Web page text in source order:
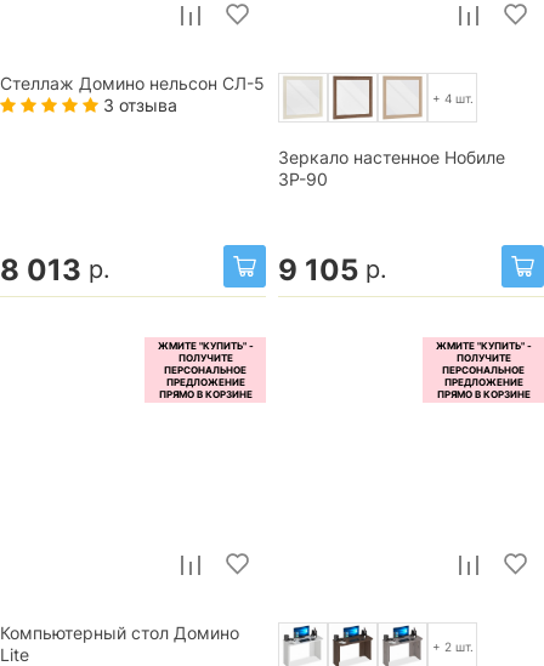
Стеллаж Домино нельсон СЛ-5
3 отзыва
8 013 р.
+ 4 шт.
Зеркало настенное Нобиле
ЗР-90
9 105 р.
Компьютерный стол Домино
Lite
+ 2 шт.